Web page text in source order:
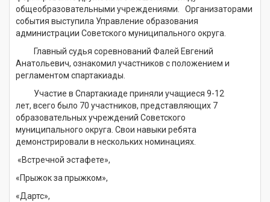
общеобразовательными учреждениями. Организаторами
события выступила Управление образования
администрации Советского муниципального округа.
Главный судья соревнований Фалей Евгений
Анатольевич, ознакомил участников с положением и
регламентом спартакиады.
Участие в Спартакиаде приняли учащиеся 9-12
лет, всего было 70 участников, представляющих 7
образовательных учреждений Советского
муниципального округа. Свои навыки ребята
демонстрировали в нескольких номинациях.
«Встречной эстафете»,
«Прыжок за прыжком»,
«Дартс»,